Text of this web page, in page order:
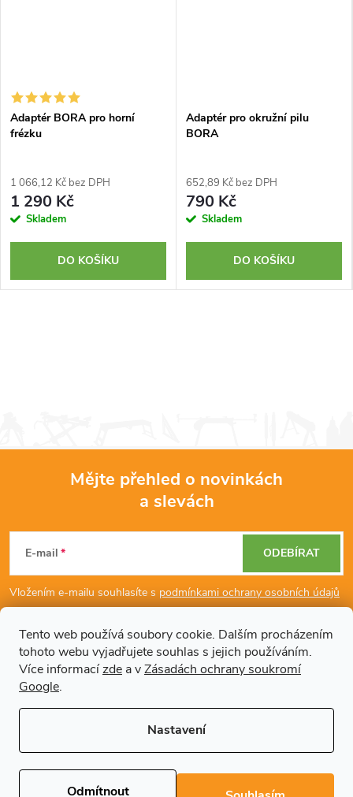
Tento web používá soubory cookie. Dalším procházením
tohoto webu vyjadřujete souhlas s jejich používáním.
Více informacízde a vZásadách ochrany soukromí
Google.
Nastavení
Odmítnout
Adaptér BORA pro horní
frézku
1 066,12 Kč bez DPH
1 290 Kč
Skladem
DO KOŠÍKU
Adaptér pro okružní pilu
BORA
652,89 Kč bez DPH
790 Kč
Skladem
DO KOŠÍKU
p
Mějte přehled o novinkách
a slevách
E-mail
Vložením e-mailu souhlasíte s podmínkami ochrany osobních údajů
ODEBÍRAT
Dodatečné informace
cookies